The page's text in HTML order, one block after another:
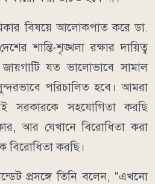
বিষয়ে আলোকপাত করে ডা.
শান্তি-শৃঙ্খলা রক্ষার দায়িত্ব
যত ভালোভাবে সামাল
পরিচালিত হবে। আমরা
সরকারকে সহযোগিতা করছি
আর যেখানে বিরোধিতা করা
বিরোধিতা করছি।
প্রসঙ্গে তিনি বলেন, "এখনো